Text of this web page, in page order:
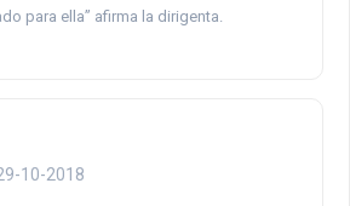
para ella” afirma la dirigenta.
10-2018